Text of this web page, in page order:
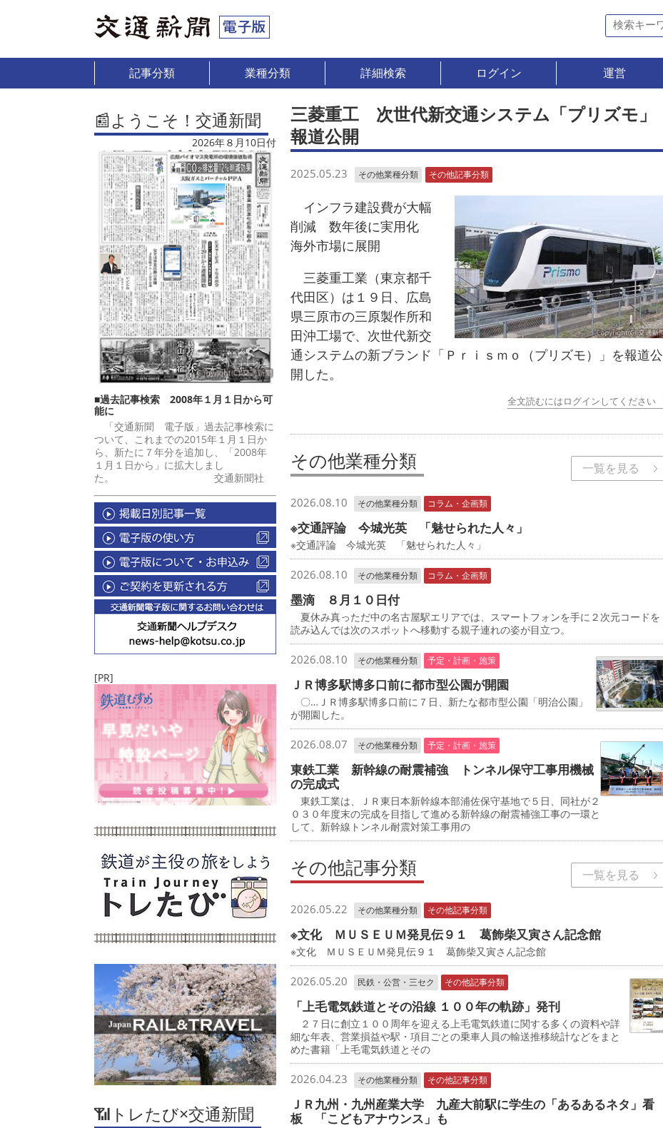
記事分類 業種分類 詳細検索 ログイン 運営
📰ようこそ！交通新聞
2026年８月10日付
■過去記事検索 2008年１月１日から可
能に
「交通新聞 電子版」過去記事検索に
ついて、これまでの2015年１月１日か
ら、新たに７年分を追加し、「2008年
１月１日から」に拡大しまし
た。 交通新聞社
[PR]
📶トレたび×交通新聞
三菱重工 次世代新交通システム「プリズモ」
報道公開
2025.05.23 その他業種分類 その他記事分類
インフラ建設費が大幅
削減 数年後に実用化
海外市場に展開
三菱重工業（東京都千
代田区）は１９日、広島
県三原市の三原製作所和
田沖工場で、次世代新交
通システムの新ブランド「Ｐｒｉｓｍｏ（プリズモ）」を報道公
開した。
全文読むにはログインしてください
その他業種分類 一覧を見る
2026.08.10 その他業種分類 コラム・企画類
※交通評論 今城光英 「魅せられた人々」
※交通評論 今城光英 「魅せられた人々」
2026.08.10 その他業種分類 コラム・企画類
墨滴 ８月１０日付
夏休み真っただ中の名古屋駅エリアでは、スマートフォンを手に２次元コードを
読み込んでは次のスポットへ移動する親子連れの姿が目立つ。
2026.08.10 その他業種分類 予定・計画・施策
ＪＲ博多駅博多口前に都市型公園が開園
〇…ＪＲ博多駅博多口前に７日、新たな都市型公園「明治公園」
が開園した。
2026.08.07 その他業種分類 予定・計画・施策
東鉄工業 新幹線の耐震補強 トンネル保守工事用機械
の完成式
東鉄工業は、ＪＲ東日本新幹線本部浦佐保守基地で５日、同社が２
０３０年度末の完成を目指して進める新幹線の耐震補強工事の一環と
して、新幹線トンネル耐震対策工事用の
その他記事分類 一覧を見る
2026.05.22 その他業種分類 その他記事分類
※文化 ＭＵＳＥＵＭ発見伝９１ 葛飾柴又寅さん記念館
※文化 ＭＵＳＥＵＭ発見伝９１ 葛飾柴又寅さん記念館
2026.05.20 民鉄・公営・三セク その他記事分類
「上毛電気鉄道とその沿線 １００年の軌跡」発刊
２７日に創立１００周年を迎える上毛電気鉄道に関する多くの資料や詳
細な年表、営業損益や駅・項目ごとの乗車人員の輸送推移統計などをまと
めた書籍「上毛電気鉄道とその
2026.04.23 その他業種分類 その他記事分類
ＪＲ九州・九州産業大学 九産大前駅に学生の「あるあるネタ」看
板 「こどもアナウンス」も